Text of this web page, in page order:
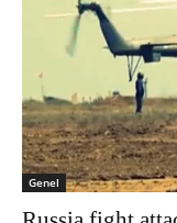
Genel